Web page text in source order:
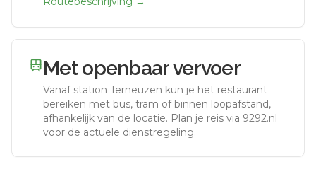
Met openbaar vervoer
Vanaf station Terneuzen kun je het restaurant
bereiken met bus, tram of binnen loopafstand,
afhankelijk van de locatie. Plan je reis via 9292.nl
voor de actuele dienstregeling.